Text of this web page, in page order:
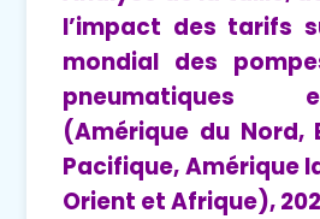
l’impact des tarifs
mondial des
(Amérique du Nord,
Pacifique, Amérique
Orient et Afrique),